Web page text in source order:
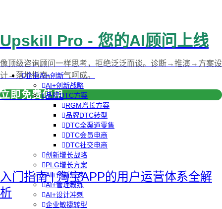
企业AI+创新
AI+创新战略
品牌DTC方案
RGM增长方案
品牌DTC转型
DTC全渠道零售
DTC会员电商
DTC社交电商
创新增长战略
PLG增长方案
AI+创新加速
AI+管理教练
AI+设计冲刺
企业敏捷转型
Upskill Pro - 您的AI顾问上线
像顶级咨询顾问一样思考，拒绝泛泛而谈。诊断→推演→方案设
计→落地指南，一气呵成。
立即免费使用
入门指南 | 淘宝APP的用户运营体系全解
析